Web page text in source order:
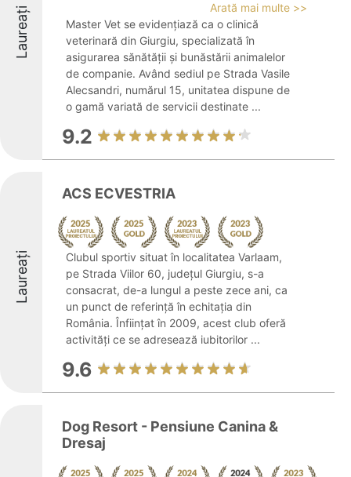
Laureați
Arată mai multe >>
Master Vet se evidențiază ca o clinică
veterinară din Giurgiu, specializată în
asigurarea sănătății și bunăstării animalelor
de companie. Având sediul pe Strada Vasile
Alecsandri, numărul 15, unitatea dispune de
o gamă variată de servicii destinate ...
9.2
Laureați
ACS ECVESTRIA
Clubul sportiv situat în localitatea Varlaam,
pe Strada Viilor 60, județul Giurgiu, s-a
consacrat, de-a lungul a peste zece ani, ca
un punct de referință în echitația din
România. Înființat în 2009, acest club oferă
activități ce se adresează iubitorilor ...
9.6
Dog Resort - Pensiune Canina &
Dresaj